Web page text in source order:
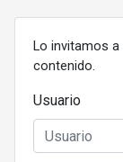
Lo invitamos
contenido.
Usuario